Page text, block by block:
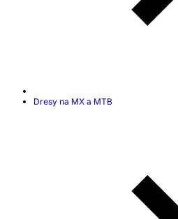
Dresy na MX a MTB